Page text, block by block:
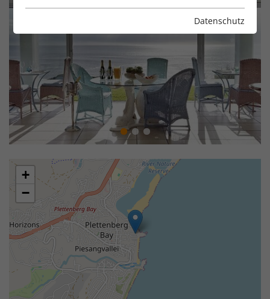
+
−
Datenschutz